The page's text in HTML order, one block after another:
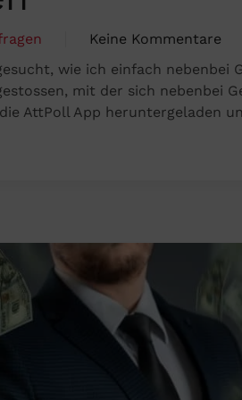
Keine Kommentare
zu
Mit
der
AttaPoll
wie ich einfach nebenbei
mit der sich nebenbei
AttPoll App heruntergeladen